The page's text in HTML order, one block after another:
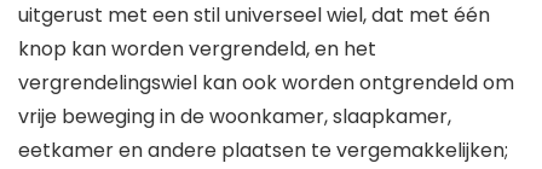
uitgerust met een stil universeel wiel, dat met één
knop kan worden vergrendeld, en het
vergrendelingswiel kan ook worden ontgrendeld om
vrije beweging in de woonkamer, slaapkamer,
eetkamer en andere plaatsen te vergemakkelijken;